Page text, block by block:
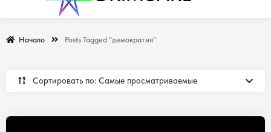
Начало Posts Tagged "демократия"
Сортировать по: Самые просматриваемые